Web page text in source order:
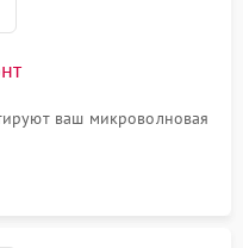
ваш микроволновая